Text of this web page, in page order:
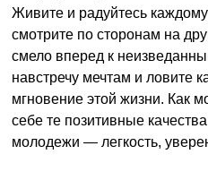
Живите и радуйтесь
смотрите по сторонам на
смело вперед к
навстречу мечтам и ловите
мгновение этой жизни. Как
себе те позитивные
молодежи — легкость,